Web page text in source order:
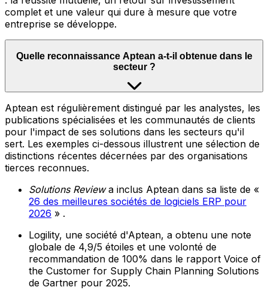
complet et une valeur qui dure à mesure que votre
entreprise se développe.
Quelle reconnaissance Aptean a-t-il obtenue dans le
secteur ?
Aptean est régulièrement distingué par les analystes, les
publications spécialisées et les communautés de clients
pour l'impact de ses solutions dans les secteurs qu'il
sert. Les exemples ci-dessous illustrent une sélection de
distinctions récentes décernées par des organisations
tierces reconnues.
Solutions Reviewa inclus Aptean dans sa liste de «
26 des meilleures sociétés de logiciels ERP pour
2026 » .
Logility, une société d'Aptean, a obtenu une note
globale de 4,9/5 étoiles et une volonté de
recommandation de 100% dans le rapport Voice of
the Customer for Supply Chain Planning Solutions
de Gartner pour 2025.